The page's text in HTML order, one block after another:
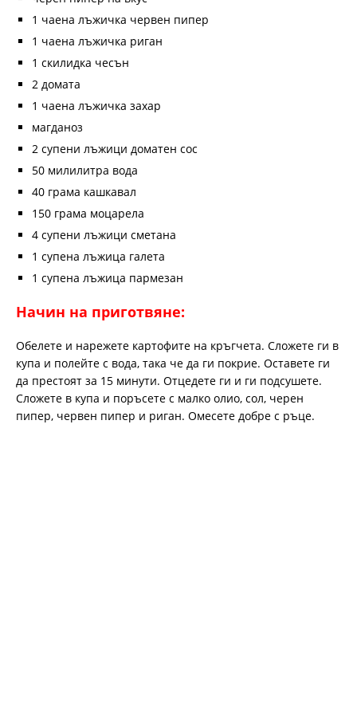
1 чаена лъжичка червен пипер
1 чаена лъжичка риган
1 скилидка чесън
2 домата
1 чаена лъжичка захар
магданоз
2 супени лъжици доматен сос
50 милилитра вода
40 грама кашкавал
150 грама моцарела
4 супени лъжици сметана
1 супена лъжица галета
1 супена лъжица пармезан
Начин на приготвяне:
Обелете и нарежете картофите на кръгчета. Сложете ги в
купа и полейте с вода, така че да ги покрие. Оставете ги
да престоят за 15 минути. Отцедете ги и ги подсушете.
Сложете в купа и поръсете с малко олио, сол, черен
пипер, червен пипер и риган. Омесете добре с ръце.